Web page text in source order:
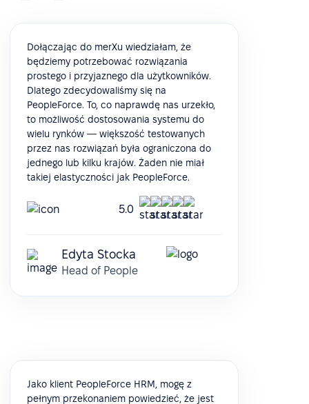
Dołączając do merXu wiedziałam, że
będziemy potrzebować rozwiązania
prostego i przyjaznego dla użytkowników.
Dlatego zdecydowaliśmy się na
PeopleForce. To, co naprawdę nas urzekło,
to możliwość dostosowania systemu do
wielu rynków — większość testowanych
przez nas rozwiązań była ograniczona do
jednego lub kilku krajów. Żaden nie miał
takiej elastyczności jak PeopleForce.
5.0
Edyta Stocka
Head of People
Jako klient PeopleForce HRM, mogę z
pełnym przekonaniem powiedzieć, że jest